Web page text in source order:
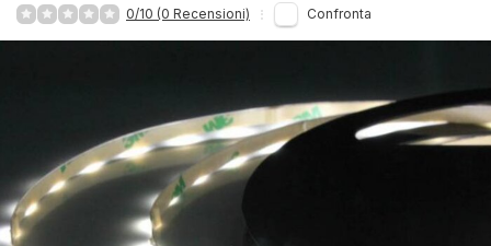
0/10 (0 Recensioni) Confronta